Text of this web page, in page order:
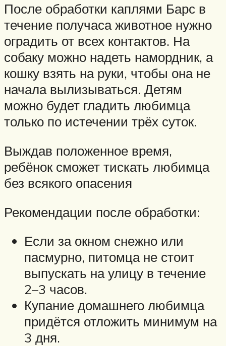
После обработки каплями Барс в
течение получаса животное нужно
оградить от всех контактов. На
собаку можно надеть намордник, а
кошку взять на руки, чтобы она не
начала вылизываться. Детям
можно будет гладить любимца
только по истечении трёх суток.
Выждав положенное время,
ребёнок сможет тискать любимца
без всякого опасения
Рекомендации после обработки:
Если за окном снежно или
пасмурно, питомца не стоит
выпускать на улицу в течение
2–3 часов.
Купание домашнего любимца
придётся отложить минимум на
3 дня.